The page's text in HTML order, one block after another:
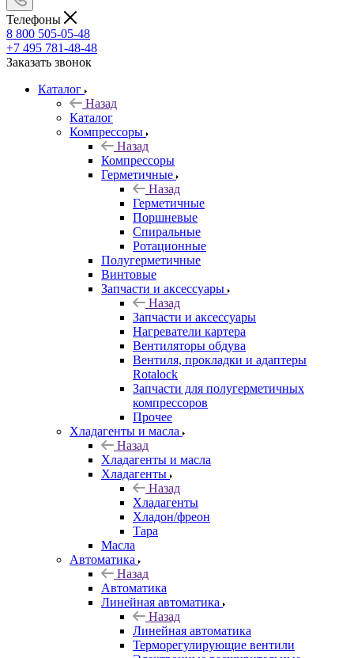
Телефоны
8 800 505-05-48
+7 495 781-48-48
Заказать звонок
Каталог
Назад
Каталог
Компрессоры
Назад
Компрессоры
Герметичные
Назад
Герметичные
Поршневые
Спиральные
Ротационные
Полугерметичные
Винтовые
Запчасти и аксессуары
Назад
Запчасти и аксессуары
Нагреватели картера
Вентиляторы обдува
Вентиля, прокладки и адаптеры
Rotalock
Запчасти для полугерметичных
компрессоров
Прочее
Хладагенты и масла
Назад
Хладагенты и масла
Хладагенты
Назад
Хладагенты
Хладон/фреон
Тара
Масла
Автоматика
Назад
Автоматика
Линейная автоматика
Назад
Линейная автоматика
Терморегулирующие вентили